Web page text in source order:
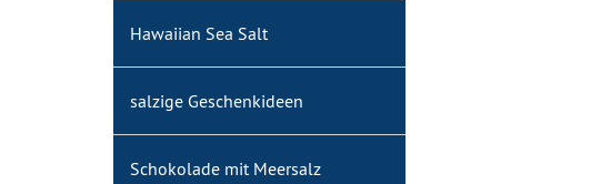
Hawaiian Sea Salt
salzige Geschenkideen
Schokolade mit Meersalz